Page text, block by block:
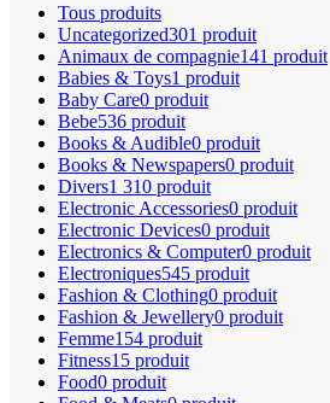
Tous produits
Uncategorized301 produit
Animaux de compagnie141 produit
Babies & Toys1 produit
Baby Care0 produit
Bebe536 produit
Books & Audible0 produit
Books & Newspapers0 produit
Divers1 310 produit
Electronic Accessories0 produit
Electronic Devices0 produit
Electronics & Computer0 produit
Electroniques545 produit
Fashion & Clothing0 produit
Fashion & Jewellery0 produit
Femme154 produit
Fitness15 produit
Food0 produit